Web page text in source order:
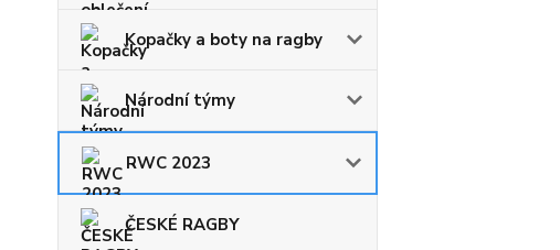
Kopačky a boty na ragby
Národní týmy
RWC 2023
ČESKÉ RAGBY